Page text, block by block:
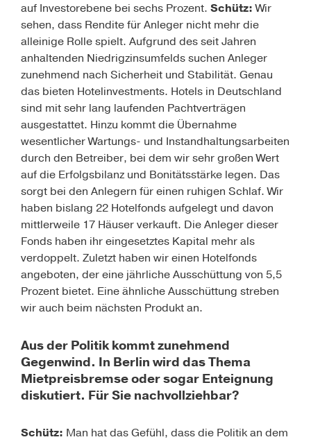
auf Investorebene bei sechs Prozent. Schütz:Wir
sehen, dass Rendite für Anleger nicht mehr die
alleinige Rolle spielt. Aufgrund des seit Jahren
anhaltenden Niedrigzinsumfelds suchen Anleger
zunehmend nach Sicherheit und Stabilität. Genau
das bieten Hotelinvestments. Hotels in Deutschland
sind mit sehr lang laufenden Pachtverträgen
ausgestattet. Hinzu kommt die Übernahme
wesentlicher Wartungs- und Instandhaltungsarbeiten
durch den Betreiber, bei dem wir sehr großen Wert
auf die Erfolgsbilanz und Bonitätsstärke legen. Das
sorgt bei den Anlegern für einen ruhigen Schlaf. Wir
haben bislang 22 Hotelfonds aufgelegt und davon
mittlerweile 17 Häuser verkauft. Die Anleger dieser
Fonds haben ihr eingesetztes Kapital mehr als
verdoppelt. Zuletzt haben wir einen Hotelfonds
angeboten, der eine jährliche Ausschüttung von 5,5
Prozent bietet. Eine ähnliche Ausschüttung streben
wir auch beim nächsten Produkt an.
Aus der Politik kommt zunehmend
Gegenwind. In Berlin wird das Thema
Mietpreisbremse oder sogar Enteignung
diskutiert. Für Sie nachvollziehbar?
Schütz: Man hat das Gefühl, dass die Politik an dem